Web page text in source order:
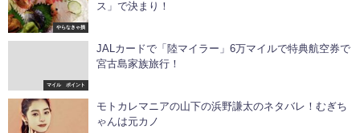
やらなきゃ損
ス」で決まり！
マイル ポイント
JALカードで「陸マイラー」6万マイルで特典航空券で
宮古島家族旅行！
モトカレマニアの山下の浜野謙太のネタバレ！むぎち
ゃんは元カノ